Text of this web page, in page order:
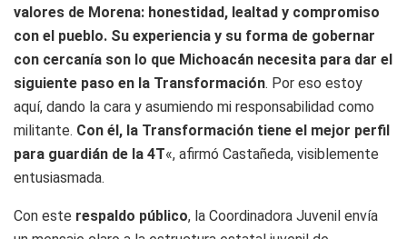
valores de Morena: honestidad, lealtad y compromiso
con el pueblo. Su experiencia y su forma de gobernar
con cercanía son lo que Michoacán necesita para dar el
siguiente paso en la Transformación. Por eso estoy
aquí, dando la cara y asumiendo mi responsabilidad como
militante. Con él, la Transformación tiene el mejor perfil
para guardián de la 4T«, afirmó Castañeda, visiblemente
entusiasmada.
Con este respaldo público, la Coordinadora Juvenil envía